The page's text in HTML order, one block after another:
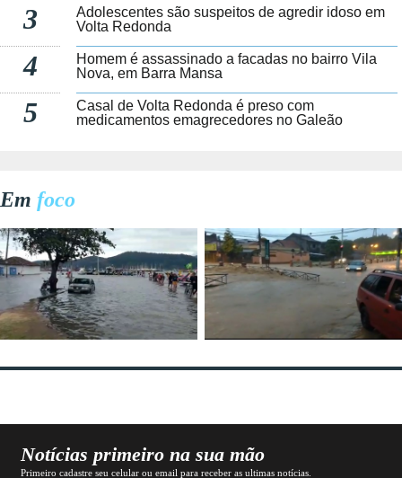
3
Adolescentes são suspeitos de agredir idoso em
Volta Redonda
4
Homem é assassinado a facadas no bairro Vila
Nova, em Barra Mansa
5
Casal de Volta Redonda é preso com
medicamentos emagrecedores no Galeão
Em foco
Notícias primeiro na sua mão
Primeiro cadastre seu celular ou email para receber as ultimas notícias.